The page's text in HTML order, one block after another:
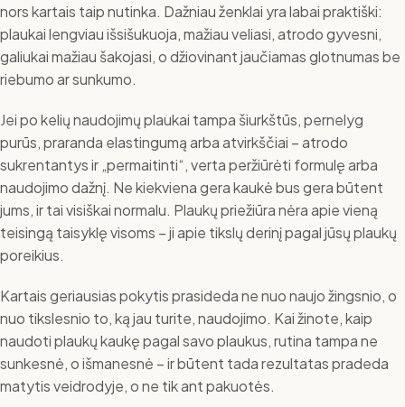
nors kartais taip nutinka. Dažniau ženklai yra labai praktiški:
plaukai lengviau išsišukuoja, mažiau veliasi, atrodo gyvesni,
galiukai mažiau šakojasi, o džiovinant jaučiamas glotnumas be
riebumo ar sunkumo.
Jei po kelių naudojimų plaukai tampa šiurkštūs, pernelyg
purūs, praranda elastingumą arba atvirkščiai – atrodo
sukrentantys ir „permaitinti“, verta peržiūrėti formulę arba
naudojimo dažnį. Ne kiekviena gera kaukė bus gera būtent
jums, ir tai visiškai normalu. Plaukų priežiūra nėra apie vieną
teisingą taisyklę visoms – ji apie tikslų derinį pagal jūsų plaukų
poreikius.
Kartais geriausias pokytis prasideda ne nuo naujo žingsnio, o
nuo tikslesnio to, ką jau turite, naudojimo. Kai žinote, kaip
naudoti plaukų kaukę pagal savo plaukus, rutina tampa ne
sunkesnė, o išmanesnė – ir būtent tada rezultatas pradeda
matytis veidrodyje, o ne tik ant pakuotės.